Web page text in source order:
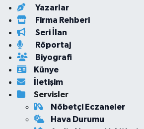
Yazarlar
Firma Rehberi
Seri İlan
Röportaj
Biyografi
Künye
İletişim
Servisler
Nöbetçi Eczaneler
Hava Durumu